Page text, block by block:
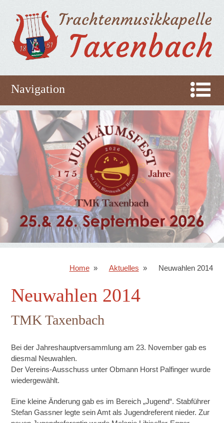
Home Aktuelles Neuwahlen 2014
Neuwahlen 2014
TMK Taxenbach
Bei der Jahreshauptversammlung am 23. November gab es
diesmal Neuwahlen.
Der Vereins-Ausschuss unter Obmann Horst Palfinger wurde
wiedergewählt.
Eine kleine Änderung gab es im Bereich „Jugend“. Stabführer
Stefan Gassner legte sein Amt als Jugendreferent nieder. Zur